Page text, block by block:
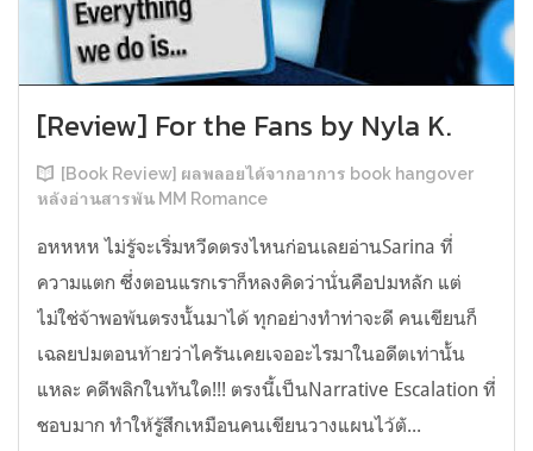
[Review] For the Fans by Nyla K.
[Book Review] ผลพลอยได้จากอาการ book hangover
หลังอ่านสารพัน MM Romance
อหหหห ไม่รู้จะเริ่มหวีดตรงไหนก่อนเลยอ่านSarina ที่
ความแตก ซึ่งตอนแรกเราก็หลงคิดว่านั่นคือปมหลัก แต่
ไม่ใช่จ้าพอพ้นตรงนั้นมาได้ ทุกอย่างทำท่าจะดี คนเขียนก็
เฉลยปมตอนท้ายว่าไครันเคยเจออะไรมาในอดีตเท่านั้น
แหละ คดีพลิกในทันใด!!! ตรงนี้เป็นNarrative Escalation ที่
ชอบมาก ทำให้รู้สึกเหมือนคนเขียนวางแผนไว้ตั...